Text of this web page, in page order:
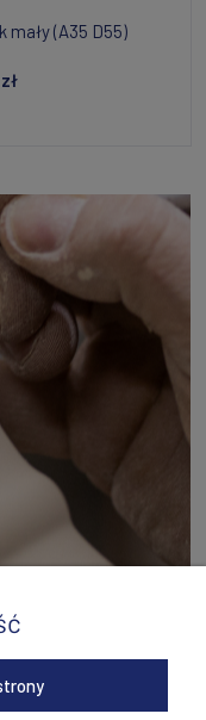
mały (A35 D55)